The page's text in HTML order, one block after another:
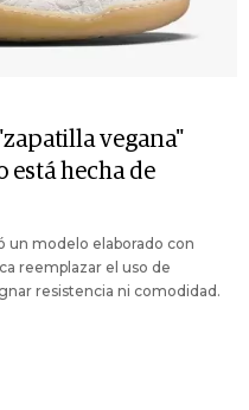
vegana"
está hecha de
un modelo elaborado con
reemplazar el uso de
resistencia ni comodidad.